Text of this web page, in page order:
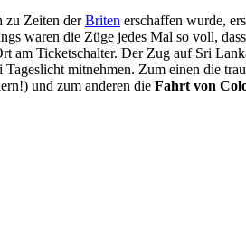
zu Zeiten derBriten erschaffen wurde,
waren die Züge jedes Mal so voll,
am Ticketschalter. Der Zug auf Sri
mitnehmen. Zum einen die
und zum anderen die Fahrt von